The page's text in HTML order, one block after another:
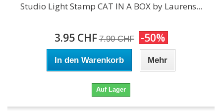
Studio Light Stamp CAT IN A BOX by Laurens...
3.95 CHF 7.90 CHF -50%
In den Warenkorb Mehr
Auf Lager